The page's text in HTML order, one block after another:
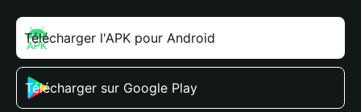
Télécharger l'APK pour Android
Télécharger sur Google Play